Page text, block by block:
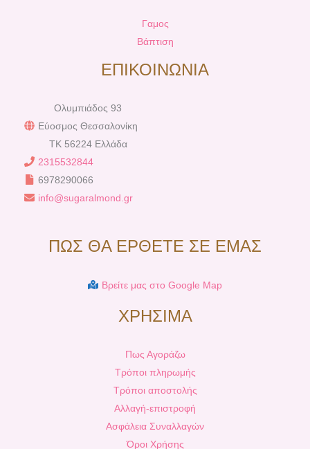
Γαμος
Βάπτιση
ΕΠΙΚΟΙΝΩΝΙΑ
Ολυμπιάδος 93
Εύοσμος Θεσσαλονίκη
TK 56224 Ελλάδα
2315532844
6978290066
info@sugaralmond.gr
ΠΩΣ ΘΑ ΕΡΘΕΤΕ ΣΕ ΕΜΑΣ
Βρείτε μας στο Google Map
ΧΡΗΣΙΜΑ
Πως Αγοράζω
Τρόποι πληρωμής
Τρόποι αποστολής
Αλλαγή-επιστροφή
Ασφάλεια Συναλλαγών
Όροι Χρήσης